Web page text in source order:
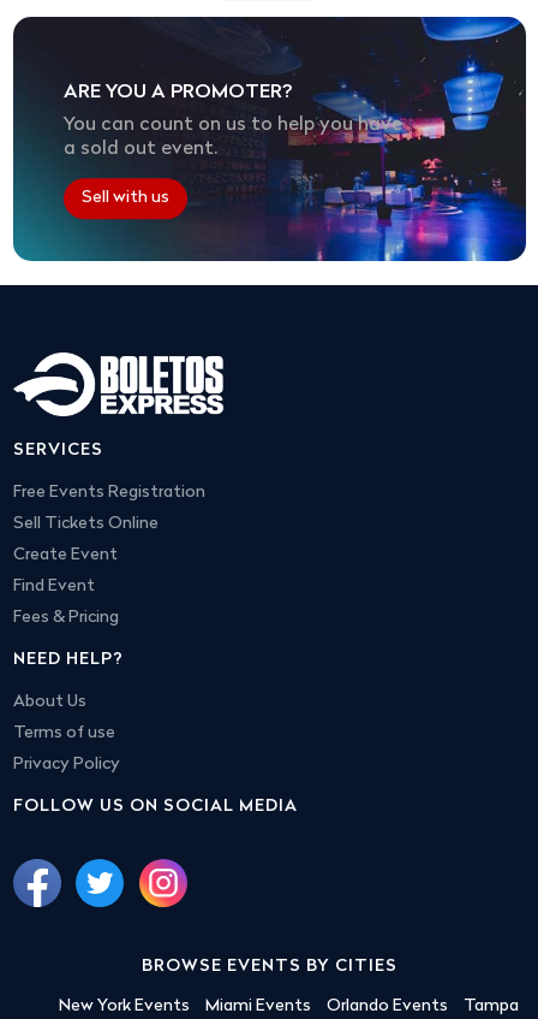
ARE YOU A PROMOTER?
You can count on us to help you have
a sold out event.
Sell with us
SERVICES
Free Events Registration
Sell Tickets Online
Create Event
Find Event
Fees & Pricing
NEED HELP?
About Us
Terms of use
Privacy Policy
FOLLOW US ON SOCIAL MEDIA
BROWSE EVENTS BY CITIES
New York Events Miami Events Orlando Events
Tampa